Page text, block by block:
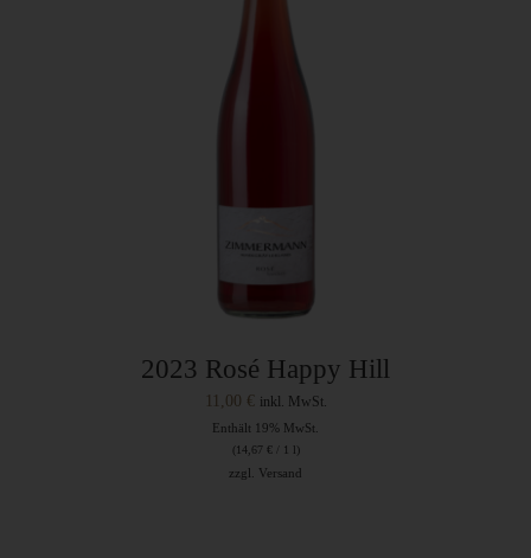
2023 Rosé Happy Hill
11,00 € inkl. MwSt.
Enthält 19% MwSt.
(14,67 € / 1 l)
zzgl. Versand